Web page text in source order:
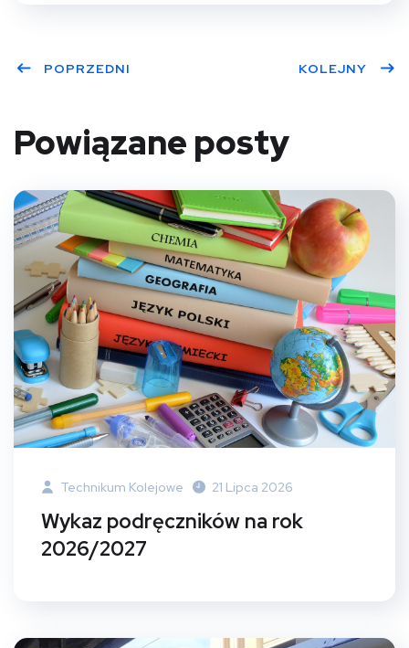
POPRZEDNI KOLEJNY
Powiązane posty
Technikum Kolejowe 21 Lipca 2026
Wykaz podręczników na rok
2026/2027